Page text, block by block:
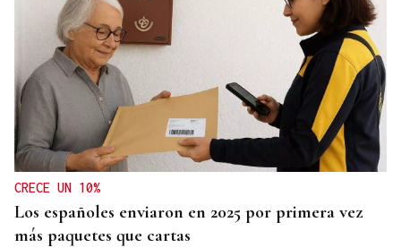
CRECE UN 10%
Los españoles enviaron en 2025 por primera vez
más paquetes que cartas